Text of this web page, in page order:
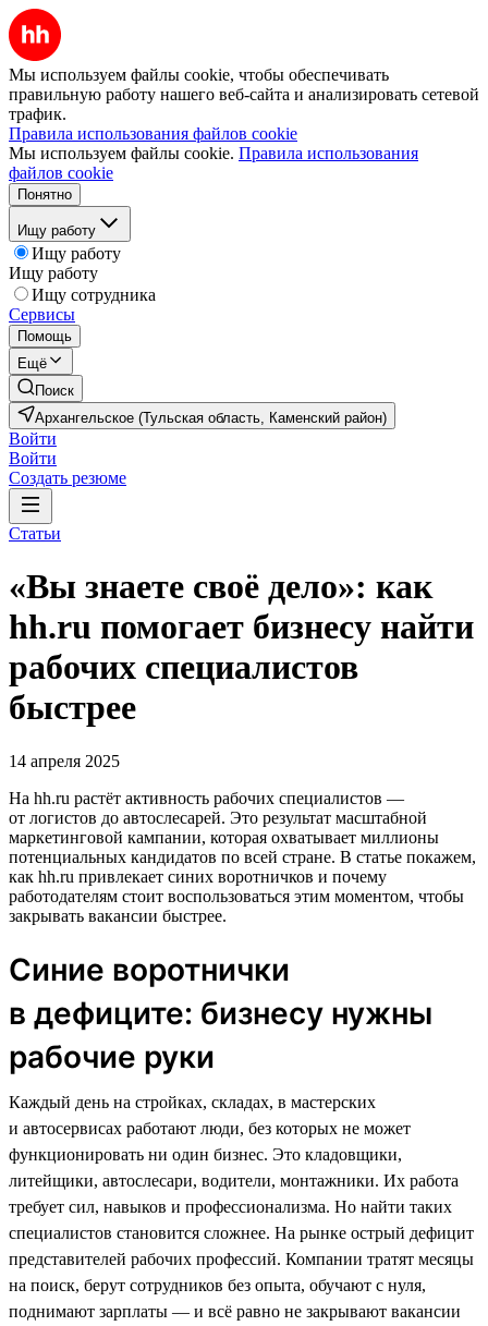
Мы используем файлы cookie, чтобы обеспечивать
правильную работу нашего веб-сайта и анализировать сетевой
трафик.
Правила использования файлов cookie
Мы используем файлы cookie. Правила использования
файлов cookie
Понятно
Ищу работу
Ищу работу
Ищу работу
Ищу сотрудника
Сервисы
Помощь
Ещё
Поиск
Архангельское (Тульская область, Каменский район)
Войти
Войти
Создать резюме
Статьи
«Вы знаете своё дело»: как
hh.ru помогает бизнесу найти
рабочих специалистов
быстрее
14 апреля 2025
На hh.ru растёт активность рабочих специалистов —
от логистов до автослесарей. Это результат масштабной
маркетинговой кампании, которая охватывает миллионы
потенциальных кандидатов по всей стране. В статье покажем,
как hh.ru привлекает синих воротничков и почему
работодателям стоит воспользоваться этим моментом, чтобы
закрывать вакансии быстрее.
Синие воротнички
в дефиците: бизнесу нужны
рабочие руки
Каждый день на стройках, складах, в мастерских
и автосервисах работают люди, без которых не может
функционировать ни один бизнес. Это кладовщики,
литейщики, автослесари, водители, монтажники. Их работа
требует сил, навыков и профессионализма. Но найти таких
специалистов становится сложнее. На рынке острый дефицит
представителей рабочих профессий. Компании тратят месяцы
на поиск, берут сотрудников без опыта, обучают с нуля,
поднимают зарплаты — и всё равно не закрывают вакансии